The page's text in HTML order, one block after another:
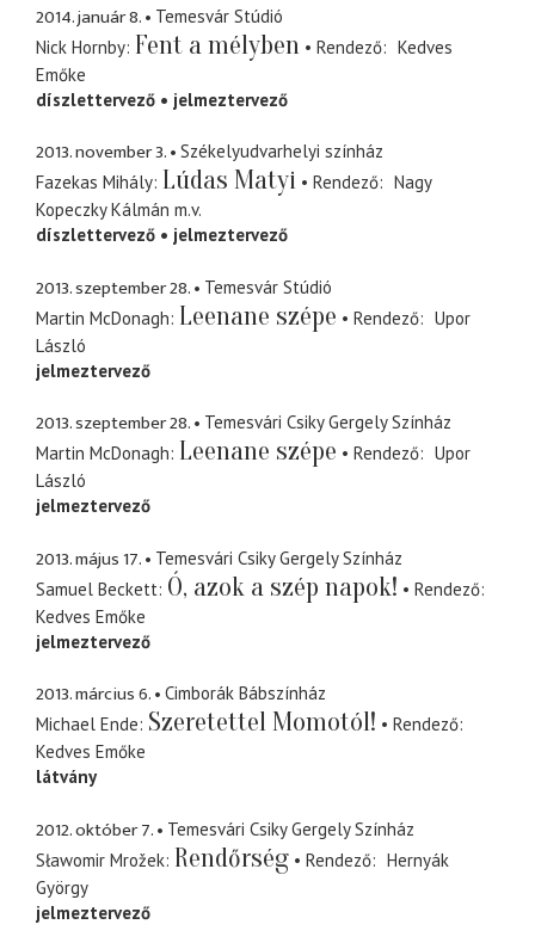
2014. január 8.
Temesvár Stúdió
Nick Hornby Fent a mélyben Rendező
Kedves
Emőke
díszlettervező
jelmeztervező
2013. november 3.
Székelyudvarhelyi színház
Fazekas Mihály Lúdas Matyi Rendező
Nagy
Kopeczky Kálmán m.v.
díszlettervező
jelmeztervező
2013. szeptember 28.
Temesvár Stúdió
Martin McDonagh Leenane szépe Rendező
Upor
László
jelmeztervező
2013. szeptember 28.
Temesvári Csiky Gergely Színház
Martin McDonagh Leenane szépe Rendező
Upor
László
jelmeztervező
2013. május 17.
Temesvári Csiky Gergely Színház
Samuel Beckett Ó, azok a szép napok!
Rendező
Kedves Emőke
jelmeztervező
2013. március 6.
Cimborák Bábszínház
Michael Ende Szeretettel Momotól!
Rendező
Kedves Emőke
látvány
2012. október 7.
Temesvári Csiky Gergely Színház
Sławomir Mrožek Rendőrség Rendező
Hernyák
György
jelmeztervező